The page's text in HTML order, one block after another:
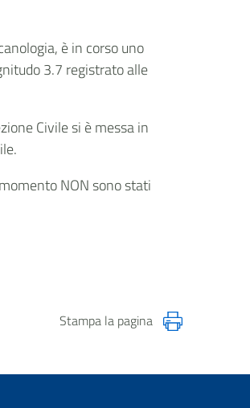
è in corso uno
3.7 registrato alle
Civile si è messa in
NON sono stati
Stampa la pagina